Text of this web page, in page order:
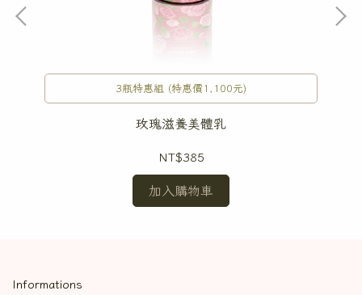
3瓶特惠組 (特惠價1,100元)
玫瑰滋養美體乳
NT$385
加入購物車
Informations